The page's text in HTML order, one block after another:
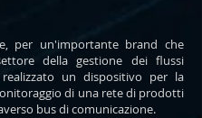
per un'importante brand che
della gestione dei flussi
un dispositivo per la
di una rete di prodotti
bus di comunicazione.